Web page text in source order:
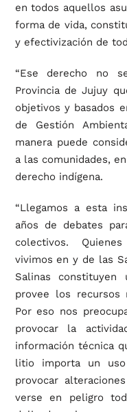
en todos aquellos
forma de vida,
y efectivización de
“Ese derecho no
Provincia de Jujuy
objetivos y basados
de Gestión
manera puede
a las comunidades,
derecho indígena.
“Llegamos a esta
años de debates
colectivos.
vivimos en y de las
Salinas
provee los recursos
Por eso nos
provocar la
información técnica
litio importa un
provocar
verse en peligro